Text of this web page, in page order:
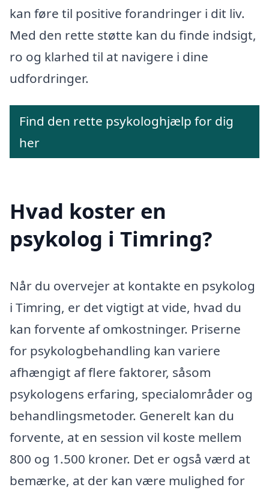
kan føre til positive forandringer i dit liv.
Med den rette støtte kan du finde indsigt,
ro og klarhed til at navigere i dine
udfordringer.
Find den rette psykologhjælp for dig
her
Hvad koster en
psykolog i Timring?
Når du overvejer at kontakte en psykolog
i Timring, er det vigtigt at vide, hvad du
kan forvente af omkostninger. Priserne
for psykologbehandling kan variere
afhængigt af flere faktorer, såsom
psykologens erfaring, specialområder og
behandlingsmetoder. Generelt kan du
forvente, at en session vil koste mellem
800 og 1.500 kroner. Det er også værd at
bemærke, at der kan være mulighed for